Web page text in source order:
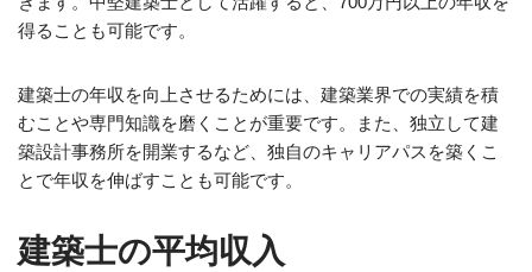
得ることも可能です。
建築士の年収を向上させるためには、建築業界での実績を積
むことや専門知識を磨くことが重要です。また、独立して建
築設計事務所を開業するなど、独自のキャリアパスを築くこ
とで年収を伸ばすことも可能です。
建築士の平均収入